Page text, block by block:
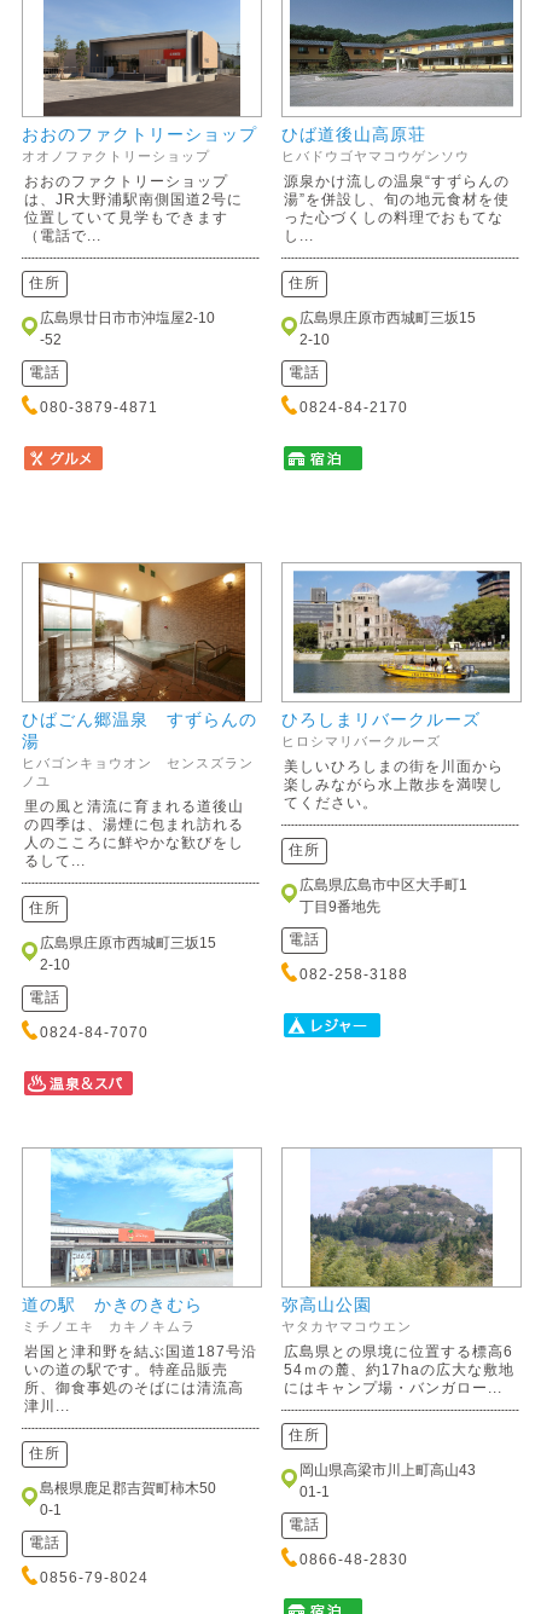
おおのファクトリーショップ
オオノファクトリーショップ
おおのファクトリーショップ
は、JR大野浦駅南側国道2号に
位置していて見学もできます
（電話で...
住所
広島県廿日市市沖塩屋2-10
-52
電話
080-3879-4871
ひば道後山高原荘
ヒバドウゴヤマコウゲンソウ
源泉かけ流しの温泉“すずらんの
湯”を併設し、旬の地元食材を使
った心づくしの料理でおもてな
し...
住所
広島県庄原市西城町三坂15
2-10
電話
0824-84-2170
ひばごん郷温泉 すずらんの
湯
ヒバゴンキョウオン センスズラン
ノユ
里の風と清流に育まれる道後山
の四季は、湯煙に包まれ訪れる
人のこころに鮮やかな歓びをし
るして...
住所
広島県庄原市西城町三坂15
2-10
電話
0824-84-7070
ひろしまリバークルーズ
ヒロシマリバークルーズ
美しいひろしまの街を川面から
楽しみながら水上散歩を満喫し
てください。
住所
広島県広島市中区大手町1
丁目9番地先
電話
082-258-3188
道の駅 かきのきむら
ミチノエキ カキノキムラ
岩国と津和野を結ぶ国道187号沿
いの道の駅です。特産品販売
所、御食事処のそばには清流高
津川...
住所
島根県鹿足郡吉賀町柿木50
0-1
電話
0856-79-8024
弥高山公園
ヤタカヤマコウエン
広島県との県境に位置する標高6
54ｍの麓、約17haの広大な敷地
にはキャンプ場・バンガロー...
住所
岡山県高梁市川上町高山43
01-1
電話
0866-48-2830